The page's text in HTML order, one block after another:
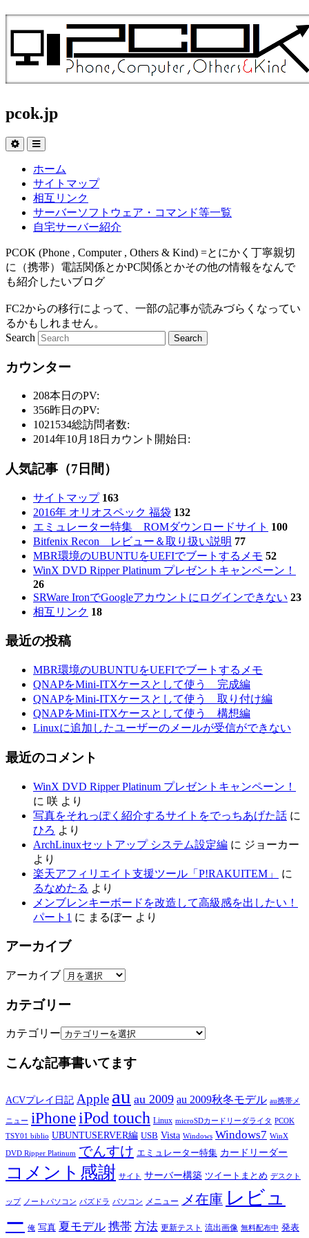
pcok.jp
ホーム
サイトマップ
相互リンク
サーバーソフトウェア・コマンド等一覧
自宅サーバー紹介
PCOK (Phone , Computer , Others & Kind) =とにかく丁寧親切
に（携帯）電話関係とかPC関係とかその他の情報をなんで
も紹介したいブログ
FC2からの移行によって、一部の記事が読みづらくなってい
るかもしれません。
Search
カウンター
208本日のPV:
356昨日のPV:
1021534総訪問者数:
2014年10月18日 カウント開始日:
人気記事（7日間）
サイトマップ 163
2016年 オリオスペック 福袋 132
エミュレーター特集 ROMダウンロードサイト 100
Bitfenix Recon レビュー＆取り扱い説明 77
MBR環境のUBUNTUをUEFIでブートするメモ 52
WinX DVD Ripper Platinum プレゼントキャンペーン！
26
SRWare IronでGoogleアカウントにログインできない 23
相互リンク 18
最近の投稿
MBR環境のUBUNTUをUEFIでブートするメモ
QNAPをMini-ITXケースとして使う 完成編
QNAPをMini-ITXケースとして使う 取り付け編
QNAPをMini-ITXケースとして使う 構想編
Linuxに追加したユーザーのメールが受信ができない
最近のコメント
WinX DVD Ripper Platinum プレゼントキャンペーン！
に 咲 より
写真をそれっぽく紹介するサイトをでっちあげた話 に
ひろ より
ArchLinuxセットアップ システム設定編 に ジョーカー
より
楽天アフィリエイト支援ツール「P!RAKUITEM」
に
るなめたる より
メンブレンキーボードを改造して高級感を出したい！
パート1 に まるぼー より
アーカイブ
アーカイブ
カテゴリー
カテゴリー
こんな記事書いてます
ACVプレイ日記 Apple au au 2009 au 2009秋冬モデル au携帯メ
ニュー iPhoneiPod touch Linux microSDカードリーダライタ PCOK
TSY01 biblio UBUNTUSERVER編 USB Vista Windows Windows7 WinX
DVD Ripper Platinum でんすけ エミュレーター特集 カードリーダー
コメント感謝 サイト サーバー構築 ツイートまとめ デスクト
ップ ノートパソコン パズドラ パソコン メニュー メ在庫 レビュ
ー 俺 写真 夏モデル 携帯 方法 更新テスト 流出画像 無料配布中 発表